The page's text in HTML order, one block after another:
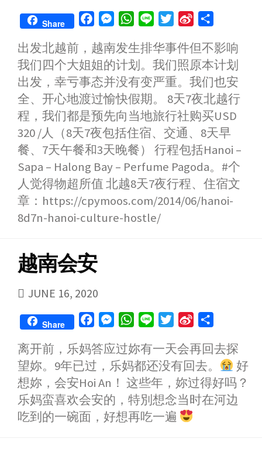
DATE
Share
c
e
b
o
o
k
s
s
e
n
g
e
r
W
a
t
s
A
p
p
n
e
i
t
t
e
r
n
a
W
e
i
b
a
r
e
出发北越前，越南发生排华事件但不影响
我们四个大姐姐的计划。我们照原本计划
出发，幸亏事态并没有变严重。我们也安
全、开心地渡过愉快假期。 8天7夜北越行
程，我们都是预先向当地旅行社购买USD
320 /人（8天7夜包括住宿、交通、8天早
餐、7天午餐和3天晚餐） 行程包括Hanoi –
Sapa – Halong Bay – Perfume Pagoda。#个
人觉得物超所值 北越8天7夜行程、住宿文
章：https://cpymoos.com/2014/06/hanoi-
8d7n-hanoi-culture-hostle/
越南会安
PUBLISHED
DATE
JUNE 16, 2020
Share
c
e
b
o
k
s
s
e
n
g
W
a
t
s
A
p
p
n
e
i
t
t
e
r
n
a
W
e
a
e
离开前，乐妈答应过妳有一天会再回去探
望妳。9年已过，乐妈都还没有回去。
好
想妳，会安Hoi An！ 这些年，妳过得好吗？
乐妈蛮喜欢会安的，特別想念当时在河边
吃到的一碗面，好想再吃一遍